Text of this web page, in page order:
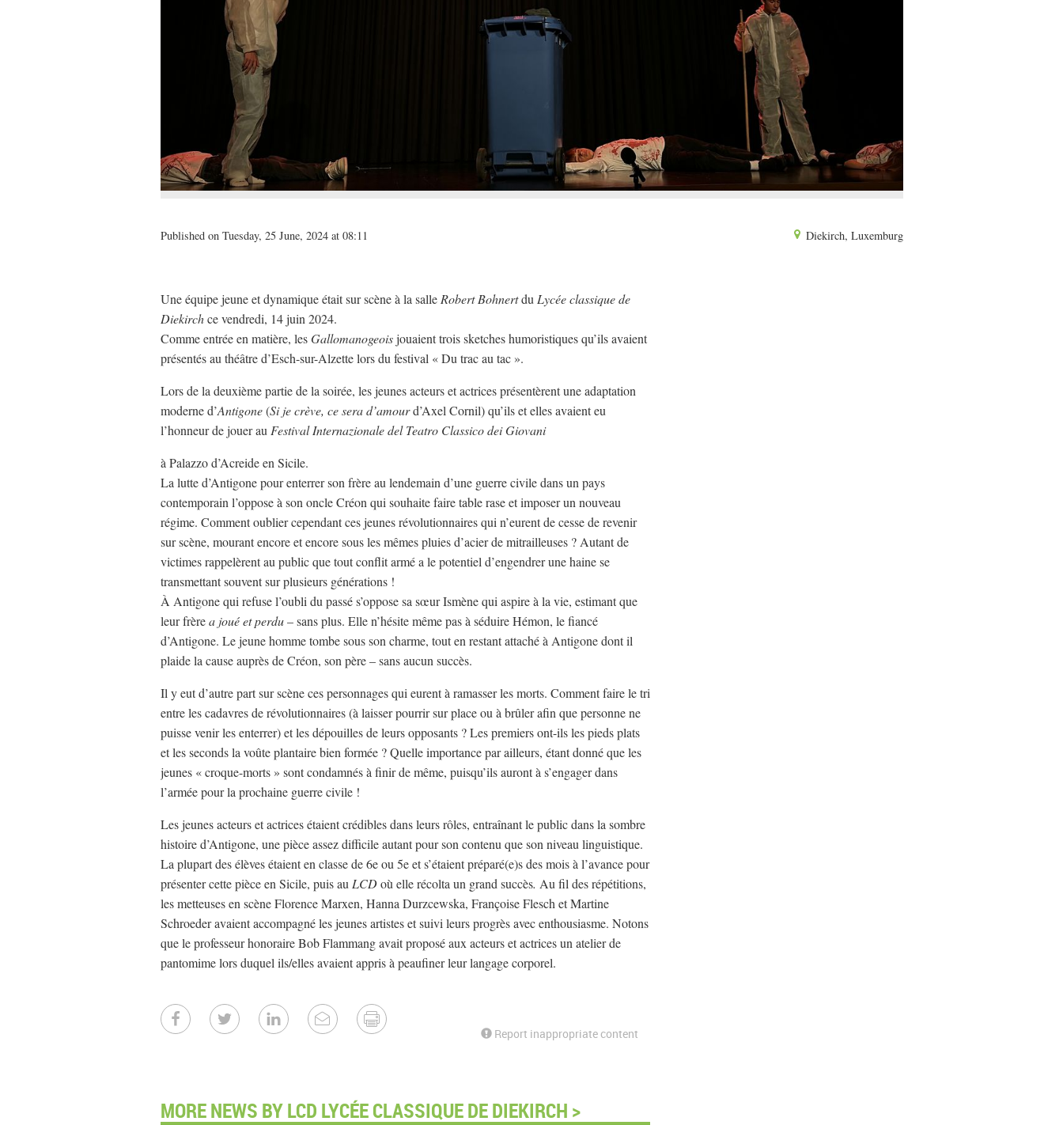
Published on Tuesday, 25 June, 2024 at 08:11 Diekirch, Luxemburg
Une équipe jeune et dynamique était sur scène à la salleRobert BohnertduLycée classique de
Diekirchce vendredi, 14 juin 2024.
Comme entrée en matière, lesGallomanogeoisjouaient trois sketches humoristiques qu’ils avaient
présentés au théâtre d’Esch-sur-Alzette lors du festival « Du trac au tac ».
Lors de la deuxième partie de la soirée, les jeunes acteurs et actrices présentèrent une adaptation
moderne d’Antigone(Si je crève, ce sera d’amourd’Axel Cornil) qu’ils et elles avaient eu
l’honneur de jouer auFestival Internazionale del Teatro Classico dei Giovani
à Palazzo d’Acreide en Sicile.
La lutte d’Antigone pour enterrer son frère au lendemain d’une guerre civile dans un pays
contemporain l’oppose à son oncle Créon qui souhaite faire table rase et imposer un nouveau
régime. Comment oublier cependant ces jeunes révolutionnaires qui n’eurent de cesse de revenir
sur scène, mourant encore et encore sous les mêmes pluies d’acier de mitrailleuses ? Autant de
victimes rappelèrent au public que tout conflit armé a le potentiel d’engendrer une haine se
transmettant souvent sur plusieurs générations !
À Antigone qui refuse l’oubli du passé s’oppose sa sœur Ismène qui aspire à la vie, estimant que
leur frèrea joué et perdu– sans plus. Elle n’hésite même pas à séduire Hémon, le fiancé
d’Antigone. Le jeune homme tombe sous son charme, tout en restant attaché à Antigone dont il
plaide la cause auprès de Créon, son père – sans aucun succès.
Il y eut d’autre part sur scène ces personnages qui eurent à ramasser les morts. Comment faire le tri
entre les cadavres de révolutionnaires (à laisser pourrir sur place ou à brûler afin que personne ne
puisse venir les enterrer) et les dépouilles de leurs opposants ? Les premiers ont-ils les pieds plats
et les seconds la voûte plantaire bien formée ? Quelle importance par ailleurs, étant donné que les
jeunes « croque-morts » sont condamnés à finir de même, puisqu’ils auront à s’engager dans
l’armée pour la prochaine guerre civile !
Les jeunes acteurs et actrices étaient crédibles dans leurs rôles, entraînant le public dans la sombre
histoire d’Antigone, une pièce assez difficile autant pour son contenu que son niveau linguistique.
La plupart des élèves étaient en classe de 6e ou 5e et s’étaient préparé(e)s des mois à l’avance pour
présenter cette pièce en Sicile, puis auLCDoù elle récolta un grand succès. Au fil des répétitions,
les metteuses en scène Florence Marxen, Hanna Durzcewska, Françoise Flesch et Martine
Schroeder avaient accompagné les jeunes artistes et suivi leurs progrès avec enthousiasme. Notons
que le professeur honoraire Bob Flammang avait proposé aux acteurs et actrices un atelier de
pantomime lors duquel ils/elles avaient appris à peaufiner leur langage corporel.
Report inappropriate content
MORE NEWS BY LCD LYCÉE CLASSIQUE DE DIEKIRCH >